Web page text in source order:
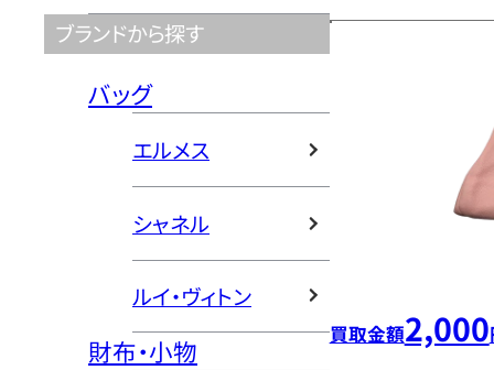
ブランドから探す
バッグ
エルメス
シャネル
ルイ・ヴィトン
財布・小物
買取金額2,000